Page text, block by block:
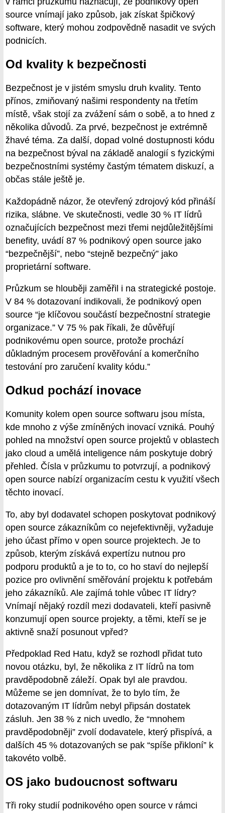
source vnímají jako způsob, jak získat špičkový
software, který mohou zodpovědně nasadit ve svých
podnicích.
Od kvality k bezpečnosti
Bezpečnost je v jistém smyslu druh kvality. Tento
přínos, zmiňovaný našimi respondenty na třetím
místě, však stojí za zvážení sám o sobě, a to hned z
několika důvodů. Za prvé, bezpečnost je extrémně
žhavé téma. Za další, dopad volné dostupnosti kódu
na bezpečnost býval na základě analogií s fyzickými
bezpečnostními systémy častým tématem diskuzí, a
občas stále ještě je.
Každopádně názor, že otevřený zdrojový kód přináší
rizika, slábne. Ve skutečnosti, vedle 30 % IT lídrů
označujících bezpečnost mezi třemi nejdůležitějšími
benefity, uvádí 87 % podnikový open source jako
“bezpečnější”, nebo “stejně bezpečný” jako
proprietární software.
Průzkum se hlouběji zaměřil i na strategické postoje.
V 84 % dotazovaní indikovali, že podnikový open
source “je klíčovou součástí bezpečnostní strategie
organizace.” V 75 % pak říkali, že důvěřují
podnikovému open source, protože prochází
důkladným procesem prověřování a komerčního
testování pro zaručení kvality kódu.”
Odkud pochází inovace
Komunity kolem open source softwaru jsou místa,
kde mnoho z výše zmíněných inovací vzniká. Pouhý
pohled na množství open source projektů v oblastech
jako cloud a umělá inteligence nám poskytuje dobrý
přehled. Čísla v průzkumu to potvrzují, a podnikový
open source nabízí organizacím cestu k využití všech
těchto inovací.
To, aby byl dodavatel schopen poskytovat podnikový
open source zákazníkům co nejefektivněji, vyžaduje
jeho účast přímo v open source projektech. Je to
způsob, kterým získává expertízu nutnou pro
podporu produktů a je to to, co ho staví do nejlepší
pozice pro ovlivnění směřování projektu k potřebám
jeho zákazníků. Ale zajímá tohle vůbec IT lídry?
Vnímají nějaký rozdíl mezi dodavateli, kteří pasivně
konzumují open source projekty, a těmi, kteří se je
aktivně snaží posunout vpřed?
Předpoklad Red Hatu, když se rozhodl přidat tuto
novou otázku, byl, že několika z IT lídrů na tom
pravděpodobně záleží. Opak byl ale pravdou.
Můžeme se jen domnívat, že to bylo tím, že
dotazovaným IT lídrům nebyl připsán dostatek
zásluh. Jen 38 % z nich uvedlo, že “mnohem
pravděpodobněji” zvolí dodavatele, který přispívá, a
dalších 45 % dotazovaných se pak “spíše přikloní” k
takovéto volbě.
OS jako budoucnost softwaru
Tři roky studií podnikového open source v rámci